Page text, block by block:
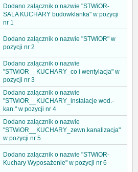
Dodano załącznik o nazwie "STWiOR-
SALA KUCHARY budowklanka" w pozycji
nr 1
Dodano załącznik o nazwie "STWiOR" w
pozycji nr 2
Dodano załącznik o nazwie
"STWiOR__KUCHARY_co i wentylacja" w
pozycji nr 3
Dodano załącznik o nazwie
"STWiOR__KUCHARY_instalacje wod.-
kan." w pozycji nr 4
Dodano załącznik o nazwie
"STWiOR__KUCHARY_zewn.kanalizacja"
w pozycji nr 5
Dodano załącznik o nazwie "STWiOR-
Kuchary Wyposażenie" w pozycji nr 6